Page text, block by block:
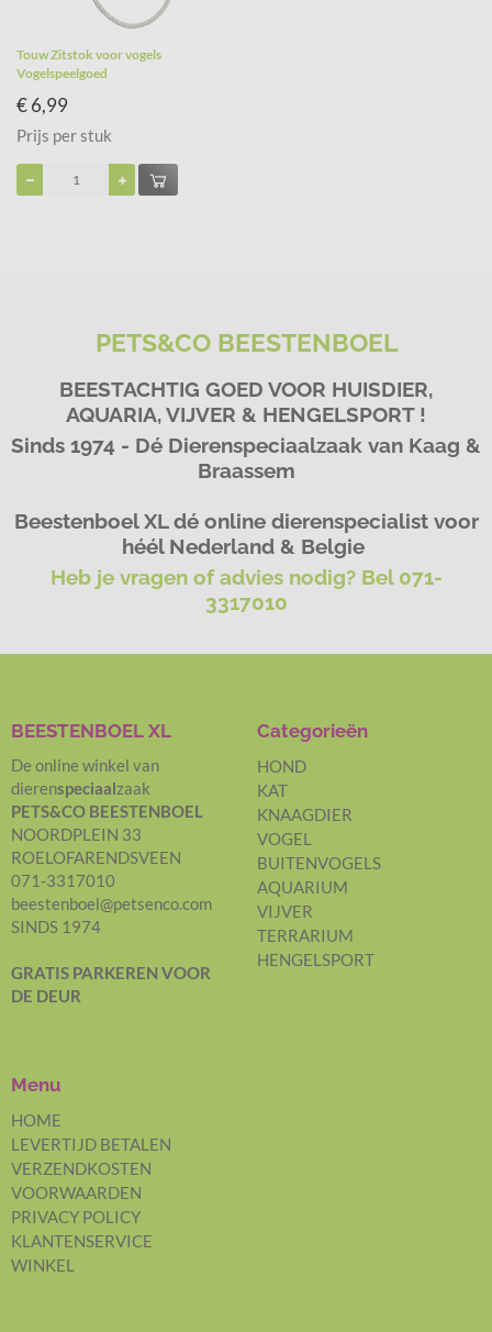
Touw Zitstok voor vogels
Vogelspeelgoed
€ 6,99
Prijs per stuk
PETS&CO BEESTENBOEL
BEESTACHTIG GOED VOOR HUISDIER,
AQUARIA, VIJVER & HENGELSPORT !
Sinds 1974 - Dé Dierenspeciaalzaak van Kaag &
Braassem
Beestenboel XL dé online dierenspecialist voor
héél Nederland & Belgie
Heb je vragen of advies nodig? Bel 071-
3317010
Categorieën
HOND
KAT
KNAAGDIER
VOGEL
BUITENVOGELS
AQUARIUM
VIJVER
TERRARIUM
HENGELSPORT
Menu
HOME
LEVERTIJD BETALEN
VERZENDKOSTEN
VOORWAARDEN
PRIVACY POLICY
KLANTENSERVICE
WINKEL
BEESTENBOEL XL
De online winkel van
dierenspeciaalzaak
PETS&CO BEESTENBOEL
NOORDPLEIN 33
ROELOFARENDSVEEN
071-3317010
beestenboel@petsenco.com
SINDS 1974
GRATIS PARKEREN VOOR
DE DEUR